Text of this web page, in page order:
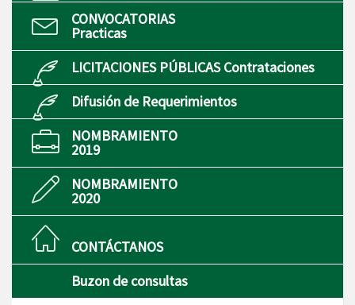
CONVOCATORIAS
Practicas
LICITACIONES PÚBLICAS Contrataciones
Difusión de Requerimientos
NOMBRAMIENTO
2019
NOMBRAMIENTO
2020
CONTÁCTANOS
Buzon de consultas